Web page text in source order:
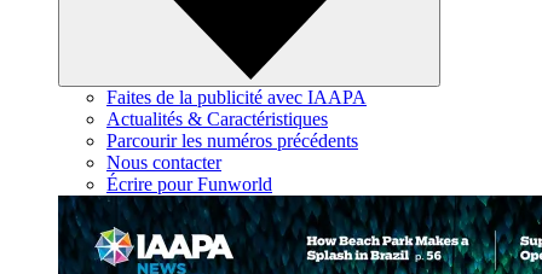
Faites de la publicité avec IAAPA
Actualités & Caractéristiques
Parcourir les numéros précédents
Nous contacter
Écrire pour Funworld